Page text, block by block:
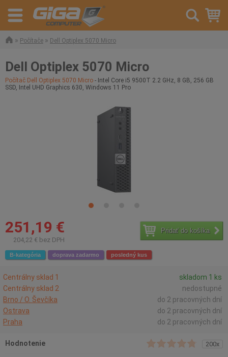
» Počítače » Dell Optiplex 5070 Micro
Dell Optiplex 5070 Micro
Počítač Dell Optiplex 5070 Micro - Intel Core i5 9500T 2.2 GHz, 8 GB, 256 GB
SSD, Intel UHD Graphics 630, Windows 11 Pro
251,19 €
204,22 € bez DPH
Pridať do košíka
B-kategória doprava zadarmo posledný kus
Centrálny sklad 1
skladom 1 ks
Centrálny sklad 2
nedostupné
Brno / O. Ševčíka
do 2 pracovných dní
Ostrava
do 2 pracovných dní
Praha
do 2 pracovných dní
Hodnotenie 200x